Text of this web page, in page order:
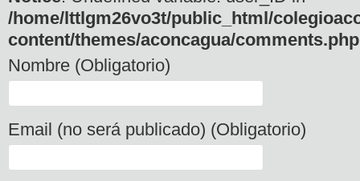
/home/lttlgm26vo3t/public_html/
content/themes/aconcagua/comments.php
Nombre (Obligatorio)
Email (no será publicado) (Obligatorio)